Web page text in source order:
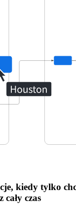
kiedy tylko
cały czas